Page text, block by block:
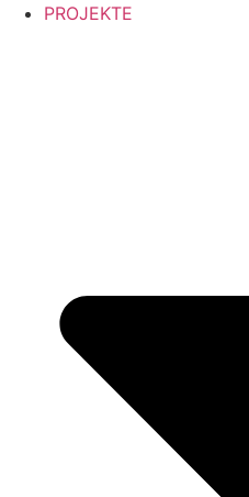
PROJEKTE